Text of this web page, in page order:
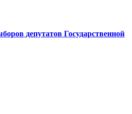
депутатов Государственной